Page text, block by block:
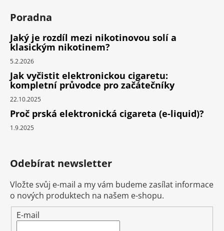
Poradna
Jaký je rozdíl mezi nikotinovou solí a
klasickým nikotinem?
5.2.2026
Jak vyčistit elektronickou cigaretu:
kompletní průvodce pro začátečníky
22.10.2025
Proč prská elektronická cigareta (e-liquid)?
1.9.2025
Odebírat newsletter
Vložte svůj e-mail a my vám budeme zasílat informace
o nových produktech na našem e-shopu.
E-mail